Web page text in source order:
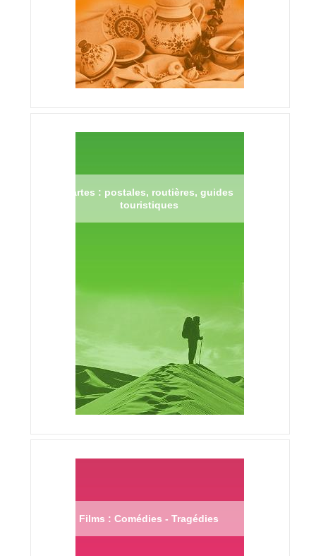
Cartes : postales, routières, guides
touristiques
Films : Comédies - Tragédies